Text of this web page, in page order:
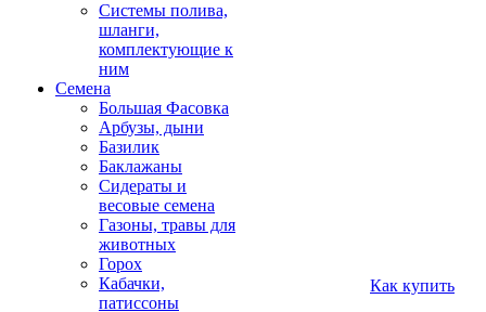
Системы полива,
шланги,
комплектующие к
ним
Семена
Большая Фасовка
Арбузы, дыни
Базилик
Баклажаны
Сидераты и
весовые семена
Газоны, травы для
животных
Горох
Кабачки,
патиссоны
Как купить